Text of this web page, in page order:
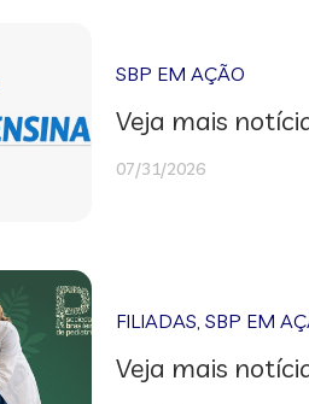
SBP EM AÇÃO
Veja mais
07/31/2026
FILIADAS,SBP EM
Veja mais